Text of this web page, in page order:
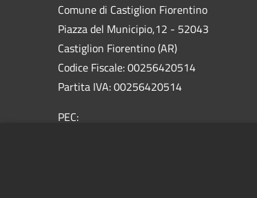
Comune di Castiglion Fiorentino
Piazza del Municipio,12 - 52043
Castiglion Fiorentino (AR)
Codice Fiscale: 00256420514
Partita IVA: 00256420514
PEC: